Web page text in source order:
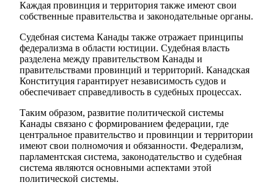
Каждая провинция и территория также имеют свои
собственные правительства и законодательные органы.
Судебная система Канады также отражает принципы
федерализма в области юстиции. Судебная власть
разделена между правительством Канады и
правительствами провинций и территорий. Канадская
Конституция гарантирует независимость судов и
обеспечивает справедливость в судебных процессах.
Таким образом, развитие политической системы
Канады связано с формированием федерации, где
центральное правительство и провинции и территории
имеют свои полномочия и обязанности. Федерализм,
парламентская система, законодательство и судебная
система являются основными аспектами этой
политической системы.